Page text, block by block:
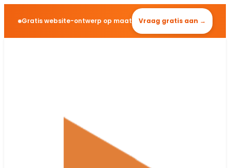
Gratis website-ontwerp op maat Vraag gratis aan →